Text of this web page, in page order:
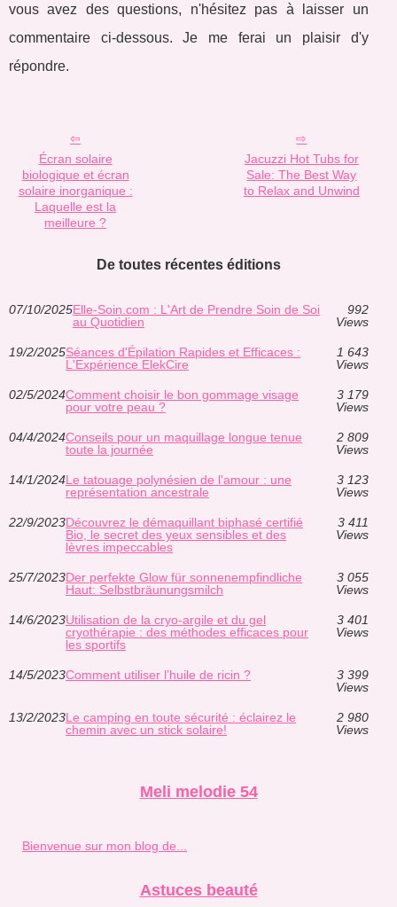
vous avez des questions, n'hésitez pas à laisser un
commentaire ci-dessous. Je me ferai un plaisir d'y
répondre.
Écran solaire
biologique et écran
solaire inorganique :
Laquelle est la
meilleure ?
Jacuzzi Hot Tubs for
Sale: The Best Way
to Relax and Unwind
De toutes récentes éditions
07/10/2025Elle-Soin.com : L'Art de Prendre Soin de Soi
au Quotidien
992
Views
19/2/2025Séances d'Épilation Rapides et Efficaces :
L'Expérience ElekCire
1 643
Views
02/5/2024Comment choisir le bon gommage visage
pour votre peau ?
3 179
Views
04/4/2024Conseils pour un maquillage longue tenue
toute la journée
2 809
Views
14/1/2024Le tatouage polynésien de l'amour : une
représentation ancestrale
3 123
Views
22/9/2023Découvrez le démaquillant biphasé certifié
Bio, le secret des yeux sensibles et des
lèvres impeccables
3 411
Views
25/7/2023Der perfekte Glow für sonnenempfindliche
Haut: Selbstbräunungsmilch
3 055
Views
14/6/2023Utilisation de la cryo-argile et du gel
cryothérapie : des méthodes efficaces pour
les sportifs
3 401
Views
14/5/2023Comment utiliser l’huile de ricin ?
3 399
Views
13/2/2023Le camping en toute sécurité : éclairez le
chemin avec un stick solaire!
2 980
Views
Meli melodie 54
Bienvenue sur mon blog de...
Astuces beauté